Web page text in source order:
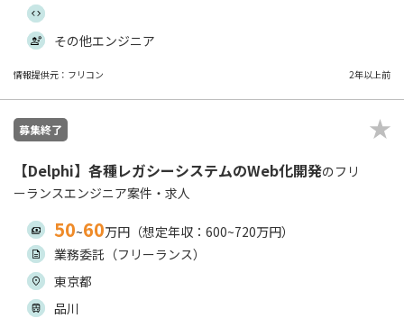
その他エンジニア
情報提供元：フリコン 2年以上前
募集終了
【Delphi】各種レガシーシステムのWeb化開発のフリ
ーランスエンジニア案件・求人
50~60万円（想定年収：600~720万円）
業務委託（フリーランス）
東京都
品川